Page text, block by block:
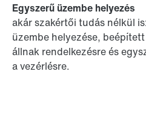
Egyszerű üzembe helyezés
akár szakértői tudás nélkül
üzembe helyezése,
állnak rendelkezésre és
a vezérlésre.